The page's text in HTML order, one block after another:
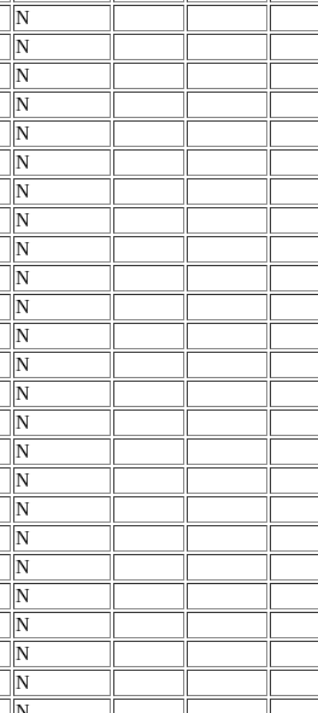
N
N
N
N
N
N
N
N
N
N
N
N
N
N
N
N
N
N
N
N
N
N
N
N